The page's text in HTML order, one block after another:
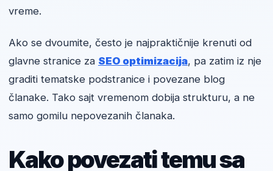
vreme.
Ako se dvoumite, često je najpraktičnije krenuti od
glavne stranice za SEO optimizacija, pa zatim iz nje
graditi tematske podstranice i povezane blog
članake. Tako sajt vremenom dobija strukturu, a ne
samo gomilu nepovezanih članaka.
Kako povezati temu sa